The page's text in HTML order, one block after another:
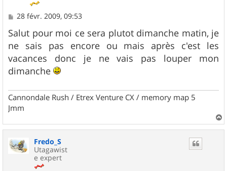
M
s
s
a
g
e
28 févr. 2009, 09:53
Salut pour moi ce sera plutot dimanche matin, je
ne sais pas encore ou mais après c'est les
vacances donc je ne vais pas louper mon
dimanche
Cannondale Rush / Etrex Venture CX / memory map 5
Jmm
a
Fredo_S
Utagawist
e expert